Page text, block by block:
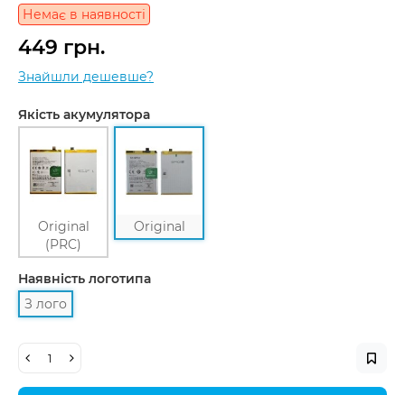
Немає в наявності
449 грн.
Знайшли дешевше?
Якість акумулятора
Original
(PRC)
Original
Наявність логотипа
З лого